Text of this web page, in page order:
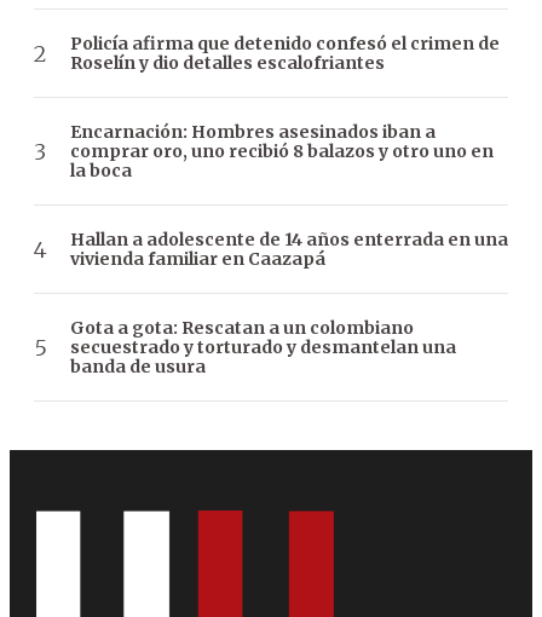
Policía afirma que detenido confesó el crimen de
Roselín y dio detalles escalofriantes
Encarnación: Hombres asesinados iban a
comprar oro, uno recibió 8 balazos y otro uno en
la boca
Hallan a adolescente de 14 años enterrada en una
vivienda familiar en Caazapá
Gota a gota: Rescatan a un colombiano
secuestrado y torturado y desmantelan una
banda de usura